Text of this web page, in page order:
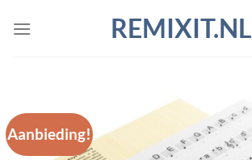
naar
REMIXIT.NL
Aanbieding!